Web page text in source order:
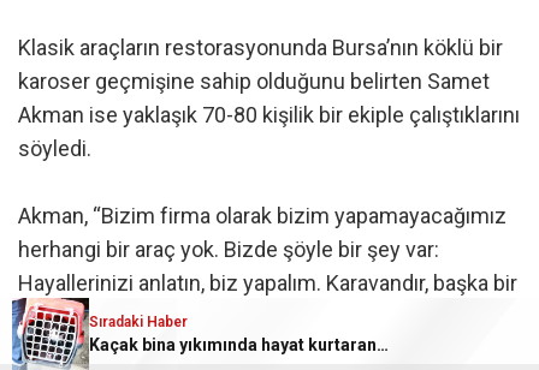
Klasik araçların restorasyonunda Bursa’nın köklü bir
karoser geçmişine sahip olduğunu belirten Samet
Akman ise yaklaşık 70-80 kişilik bir ekiple çalıştıklarını
söyledi.
Akman, “Bizim firma olarak bizim yapamayacağımız
herhangi bir araç yok. Bizde şöyle bir şey var:
Hayallerinizi anlatın, biz yapalım. Karavandır, başka bir
araçtır… Restore ile ilgili yapamayacağımız hiçbir şey
yok. Çok güçlü bir ekibe sahibiz. Yaklaşık 70-80 kişi
Sıradaki Haber
Kaçak bina yıkımında hayat kurtaran müdahale